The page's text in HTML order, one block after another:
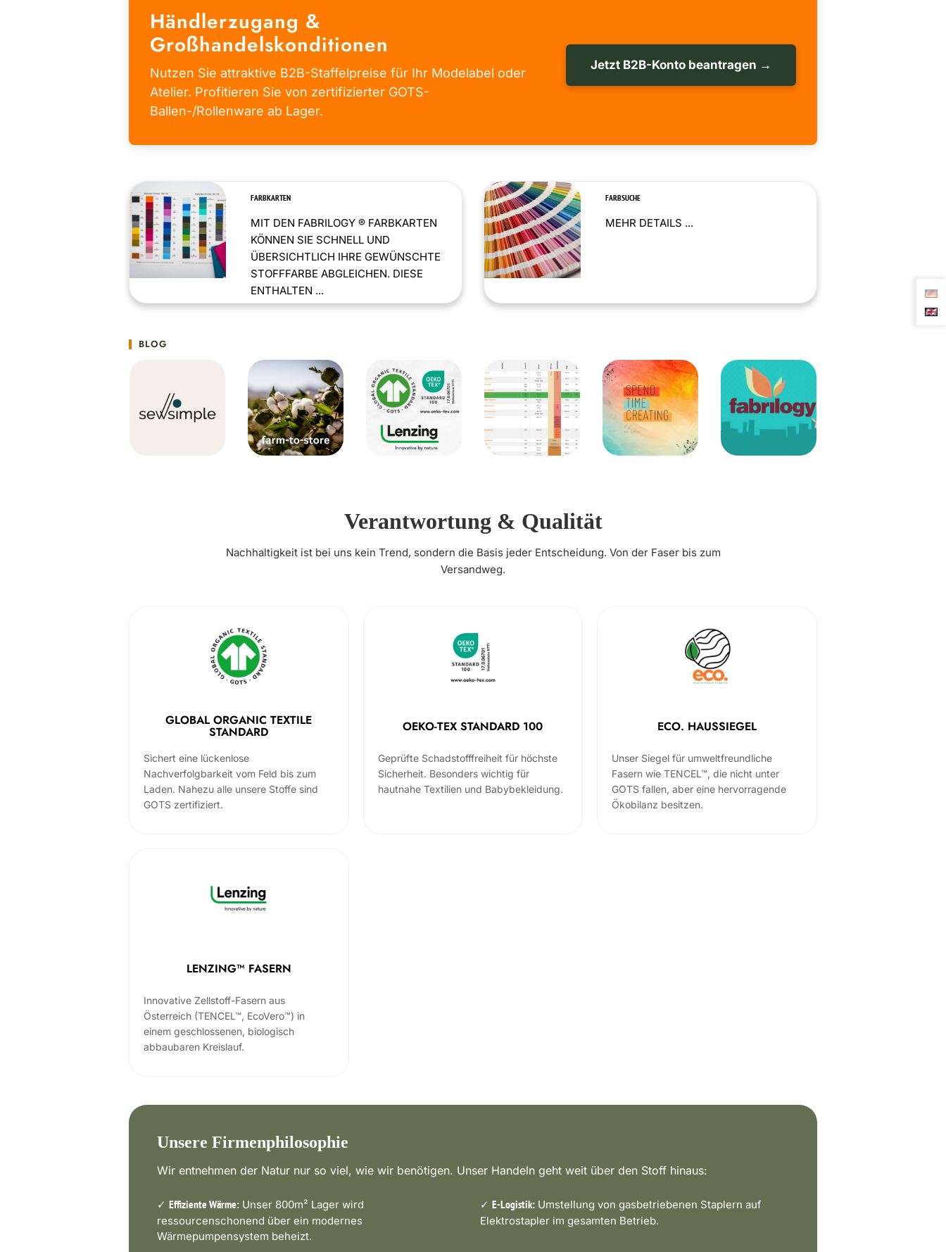
Händlerzugang &
Großhandelskonditionen
Nutzen Sie attraktive B2B-Staffelpreise für Ihr Modelabel oder
Atelier. Profitieren Sie von zertifizierter GOTS-
Ballen-/Rollenware ab Lager.
Jetzt B2B-Konto beantragen →
FARBKARTEN
MIT DEN FABRILOGY ® FARBKARTEN
KÖNNEN SIE SCHNELL UND
ÜBERSICHTLICH IHRE GEWÜNSCHTE
STOFFFARBE ABGLEICHEN. DIESE
ENTHALTEN ...
FARBSUCHE
MEHR DETAILS ...
BLOG
Verantwortung & Qualität
Nachhaltigkeit ist bei uns kein Trend, sondern die Basis jeder Entscheidung. Von der Faser bis zum
Versandweg.
GLOBAL ORGANIC TEXTILE
STANDARD
Sichert eine lückenlose
Nachverfolgbarkeit vom Feld bis zum
Laden. Nahezu alle unsere Stoffe sind
GOTS zertifiziert.
OEKO-TEX STANDARD 100
Geprüfte Schadstofffreiheit für höchste
Sicherheit. Besonders wichtig für
hautnahe Textilien und Babybekleidung.
ECO. HAUSSIEGEL
Unser Siegel für umweltfreundliche
Fasern wie TENCEL™, die nicht unter
GOTS fallen, aber eine hervorragende
Ökobilanz besitzen.
LENZING™ FASERN
Innovative Zellstoff-Fasern aus
Österreich (TENCEL™, EcoVero™) in
einem geschlossenen, biologisch
abbaubaren Kreislauf.
Unsere Firmenphilosophie
Wir entnehmen der Natur nur so viel, wie wir benötigen. Unser Handeln geht weit über den Stoff hinaus:
✓ Effiziente Wärme: Unser 800m² Lager wird
ressourcenschonend über ein modernes
Wärmepumpensystem beheizt.
✓ E-Logistik: Umstellung von gasbetriebenen Staplern auf
Elektrostapler im gesamten Betrieb.